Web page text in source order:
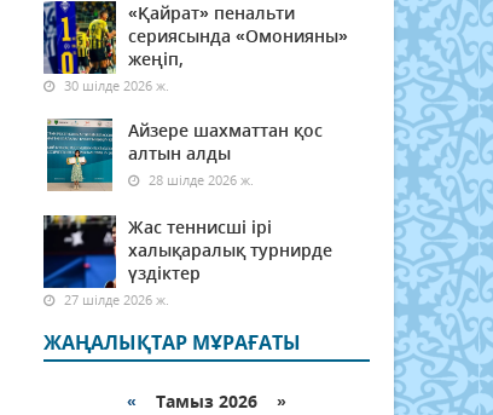
«Қайрат» пенальти
сериясында «Омонияны»
жеңіп,
30 шілде 2026 ж.
Айзере шахматтан қос
алтын алды
28 шілде 2026 ж.
Жас теннисші ірі
халықаралық турнирде
үздіктер
27 шілде 2026 ж.
ЖАҢАЛЫҚТАР МҰРАҒАТЫ
« Тамыз 2026 »